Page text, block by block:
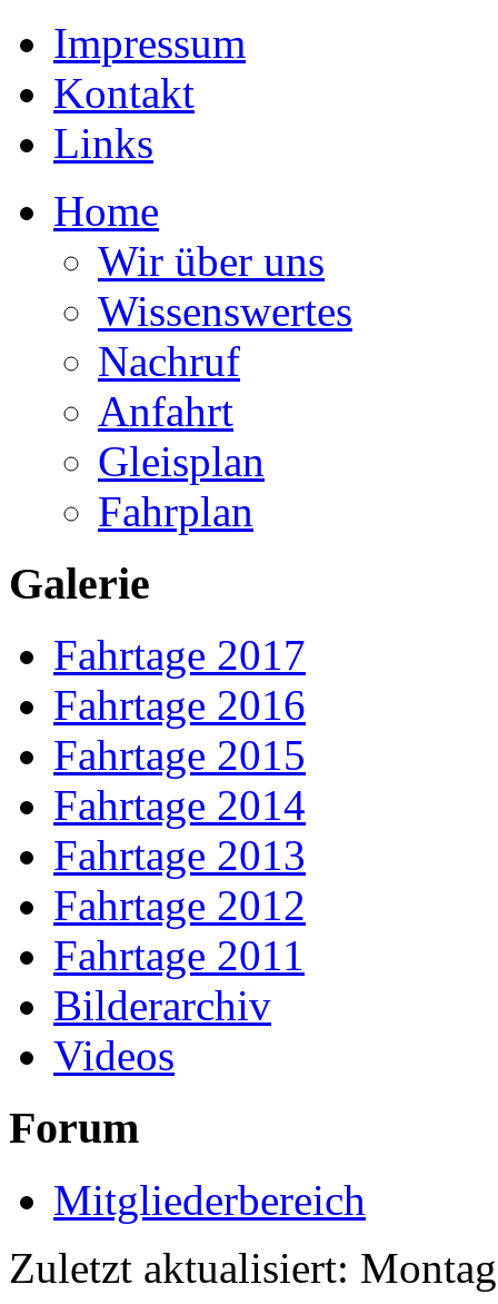
Impressum
Kontakt
Links
Home
Wir über uns
Wissenswertes
Nachruf
Anfahrt
Gleisplan
Fahrplan
Galerie
Fahrtage 2017
Fahrtage 2016
Fahrtage 2015
Fahrtage 2014
Fahrtage 2013
Fahrtage 2012
Fahrtage 2011
Bilderarchiv
Videos
Forum
Mitgliederbereich
Zuletzt aktualisiert: